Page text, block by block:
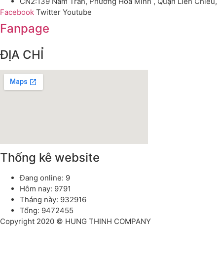
Facebook Twitter Youtube
Fanpage
ĐỊA CHỈ
Thống kê website
Đang online: 9
Hôm nay: 9791
Tháng này: 932916
Tổng: 9472455
Copyright 2020 © HUNG THINH COMPANY